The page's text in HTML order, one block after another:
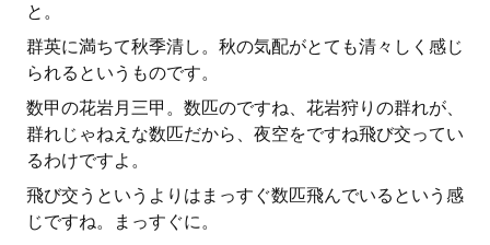
と。
群英に満ちて秋季清し。秋の気配がとても清々しく感じ
られるというものです。
数甲の花岩月三甲。数匹のですね、花岩狩りの群れが、
群れじゃねえな数匹だから、夜空をですね飛び交ってい
るわけですよ。
飛び交うというよりはまっすぐ数匹飛んでいるという感
じですね。まっすぐに。